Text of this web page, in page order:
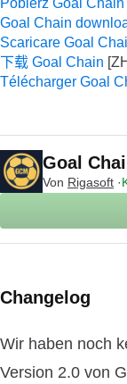
Pobierz Goal Chain
Goal Chain
Scaricare Goal
下载 Goal Chain
Télécharger Goal
Goal
Von Rigasoft
Changelog
Wir haben noch
Version 2.0 von